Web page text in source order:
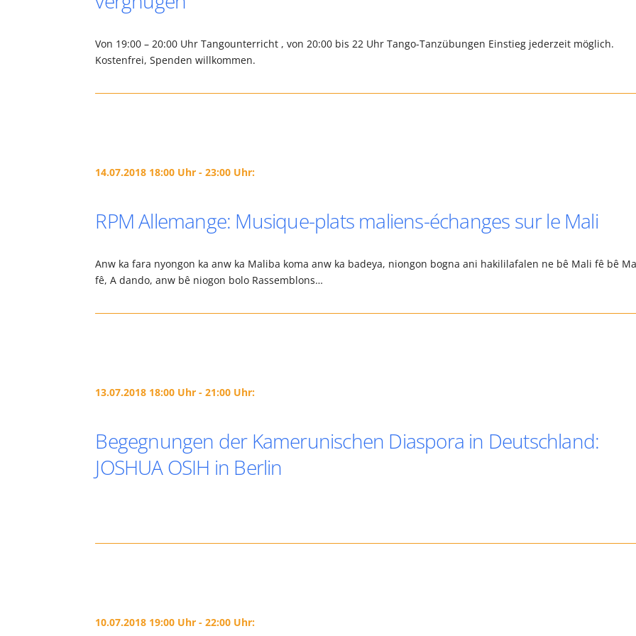
Von 19:00 – 20:00 Uhr Tangounterricht , von 20:00 bis 22 Uhr Tango-Tanzübungen Einstieg jederzeit möglich.
Kostenfrei, Spenden willkommen.
14.07.2018 18:00 Uhr - 23:00 Uhr:
RPM Allemange: Musique-plats maliens-échanges sur le Mali
Anw ka fara nyongon ka anw ka Maliba koma anw ka badeya, niongon bogna ani hakililafalen ne bê Mali fê bê
fê, A dando, anw bê niogon bolo Rassemblons…
13.07.2018 18:00 Uhr - 21:00 Uhr:
Begegnungen der Kamerunischen Diaspora in Deutschland:
JOSHUA OSIH in Berlin
10.07.2018 19:00 Uhr - 22:00 Uhr: